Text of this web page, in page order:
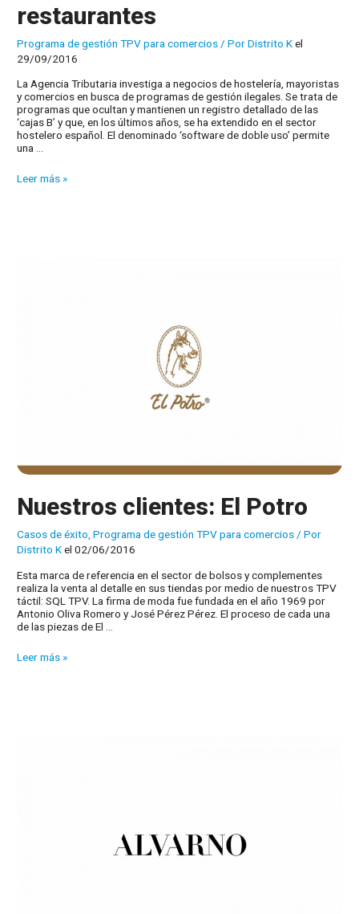
restaurantes
Programa de gestión TPV para comercios / PorDistrito Kel
29/09/2016
La Agencia Tributaria investiga a negocios de hostelería, mayoristas
y comercios en busca de programas de gestión ilegales. Se trata de
programas que ocultan y mantienen un registro detallado de las
‘cajas B’ y que, en los últimos años, se ha extendido en el sector
hostelero español. El denominado ‘software de doble uso’ permite
una …
Hacienda
Leer más »
Nuestros clientes: El Potro
Casos de éxito,Programa de gestión TPV para comercios/ Por
Distrito Kel 02/06/2016
Esta marca de referencia en el sector de bolsos y complementes
realiza la venta al detalle en sus tiendas por medio de nuestros TPV
táctil: SQL TPV. La firma de moda fue fundada en el año 1969 por
Antonio Oliva Romero y José Pérez Pérez. El proceso de cada una
de las piezas de El …
Nuestros
Leer más »